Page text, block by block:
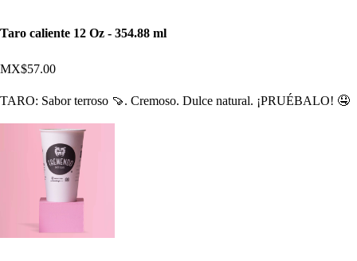
Taro caliente 12 Oz - 354.88 ml
MX$57.00
TARO: Sabor terroso 🍠. Cremoso. Dulce natural. ¡PRUÉBALO! 🤤